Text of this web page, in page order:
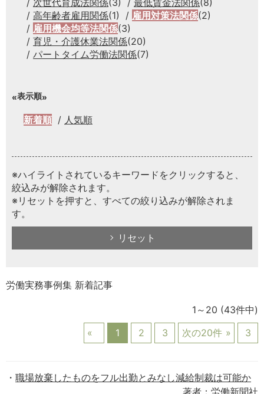
高年齢者雇用関係(1) 雇用対策法関係(2)
雇用機会均等法関係(3)
育児・介護休業法関係(20)
パートタイム労働法関係(7)
表示順
新着順 人気順
※ハイライトされているキーワードをクリックすると、
絞込みが解除されます。
※リセットを押すと、すべての絞り込みが解除されま
す。
リセット
労働実務事例集 新着記事
1～20 (43件中)
1
2 3 次の20件 3
職場放棄したものをフル出勤とみなし減給制裁は可能か
著者：労働新聞社